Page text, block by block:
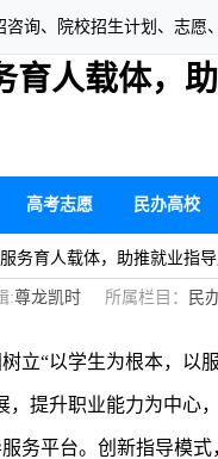
询、院校招生计划、志愿
育人载体，
高考志愿 民办高校
务育人载体，助推就业指
:尊龙凯时 所属栏目： 民
立“以学生为根本，以
，提升职业能力为中
务平台。创新指导模